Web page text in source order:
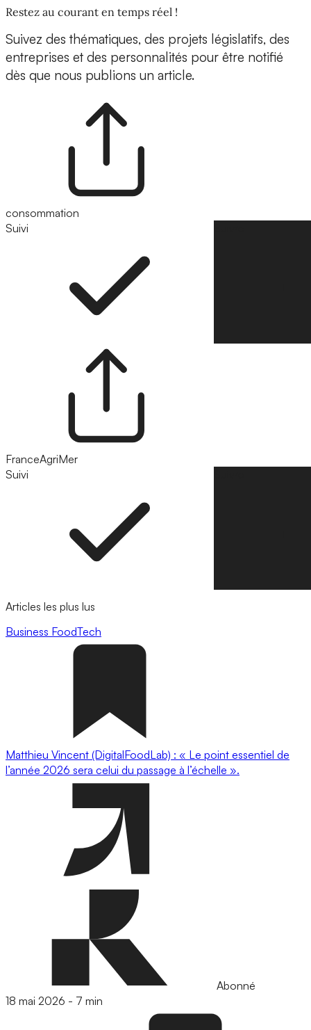
Restez au courant en temps réel !
Suivez des thématiques, des projets législatifs, des
entreprises et des personnalités pour être notifié
dès que nous publions un article.
consommation
Suivi
FranceAgriMer
Suivi
Articles les plus lus
Business FoodTech
Matthieu Vincent (DigitalFoodLab) : « Le point essentiel de
l’année 2026 sera celui du passage à l’échelle ».
Abonné
18 mai 2026 - 7 min